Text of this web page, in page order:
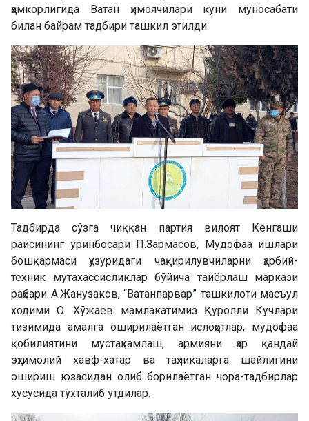
ҳамкорлигида Ватан ҳимоячилари куни муносабати
билан байрам тадбири ташкил этилди.
Тадбирда сўзга чиққан партия вилоят Кенгаши
раисининг ўринбосари П.Зармасов, Мудофаа ишлари
бошқармаси ҳузуридаги чақирилувчиларни ҳарбий-
техник мутахассисликлар бўйича тайёрлаш маркази
раҳбари А.Жанузаков, “Ватанпарвар” ташкилоти масъул
ходими О. Хўжаев мамлакатимиз Қуролли Кучлари
тизимида амалга оширилаётган ислоҳотлар, мудофаа
қобилиятини мустаҳкамлаш, армияни ҳар қандай
эҳтимолий хавф-хатар ва таҳликаларга шайлигини
ошириш юзасидан олиб борилаётган чора-тадбирлар
хусусида тўхталиб ўтдилар.